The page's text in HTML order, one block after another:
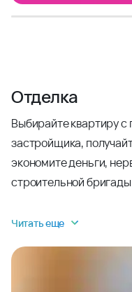
Отделка
Выбирайте квартиру с
застройщика,
экономите деньги,
строительной
Читать еще